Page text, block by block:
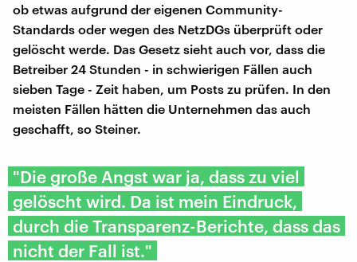
ob etwas aufgrund der eigenen Community-
Standards oder wegen des NetzDGs überprüft oder
gelöscht werde. Das Gesetz sieht auch vor, dass die
Betreiber 24 Stunden - in schwierigen Fällen auch
sieben Tage - Zeit haben, um Posts zu prüfen. In den
meisten Fällen hätten die Unternehmen das auch
geschafft, so Steiner.
"Die große Angst war ja, dass zu viel
gelöscht wird. Da ist mein Eindruck,
durch die Transparenz-Berichte, dass das
nicht der Fall ist."